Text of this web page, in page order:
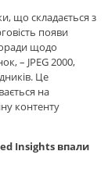
що складається з
появи
щодо
– JPEG 2000,
Це
на
контенту
​​Insights впали